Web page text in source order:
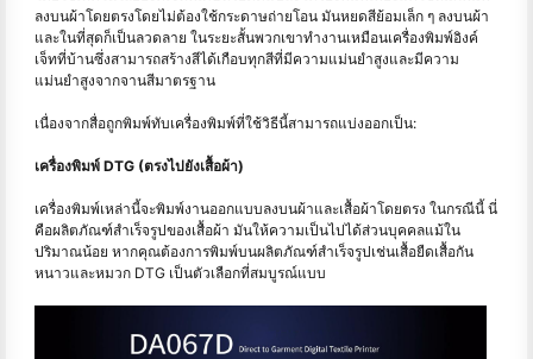
ลงบนผ้าโดยตรงโดยไม่ต้องใช้กระดาษถ่ายโอน มันหยดสีย้อมเล็ก ๆ ลงบนผ้า
และในที่สุดก็เป็นลวดลาย ในระยะสั้นพวกเขาทำงานเหมือนเครื่องพิมพ์อิงค์
เจ็ทที่บ้านซึ่งสามารถสร้างสีได้เกือบทุกสีที่มีความแม่นยำสูงและมีความ
แม่นยำสูงจากจานสีมาตรฐาน
เนื่องจากสื่อถูกพิมพ์ทับเครื่องพิมพ์ที่ใช้วิธีนี้สามารถแบ่งออกเป็น:
เครื่องพิมพ์ DTG (ตรงไปยังเสื้อผ้า)
เครื่องพิมพ์เหล่านี้จะพิมพ์งานออกแบบลงบนผ้าและเสื้อผ้าโดยตรง ในกรณีนี้ นี่
คือผลิตภัณฑ์สำเร็จรูปของเสื้อผ้า มันให้ความเป็นไปได้ส่วนบุคคลแม้ใน
ปริมาณน้อย หากคุณต้องการพิมพ์บนผลิตภัณฑ์สำเร็จรูปเช่นเสื้อยืดเสื้อกัน
หนาวและหมวก DTG เป็นตัวเลือกที่สมบูรณ์แบบ